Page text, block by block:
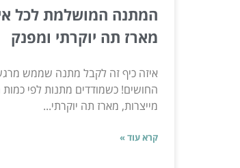
המתנה המושלמת לכל
מארז תה יוקרתי ומפנק
איזה כיף זה לקבל מתנה שממש
החושים! כשמודדים מתנות לפי
מייצרות, מארז תה יוקרתי...
קרא עוד »